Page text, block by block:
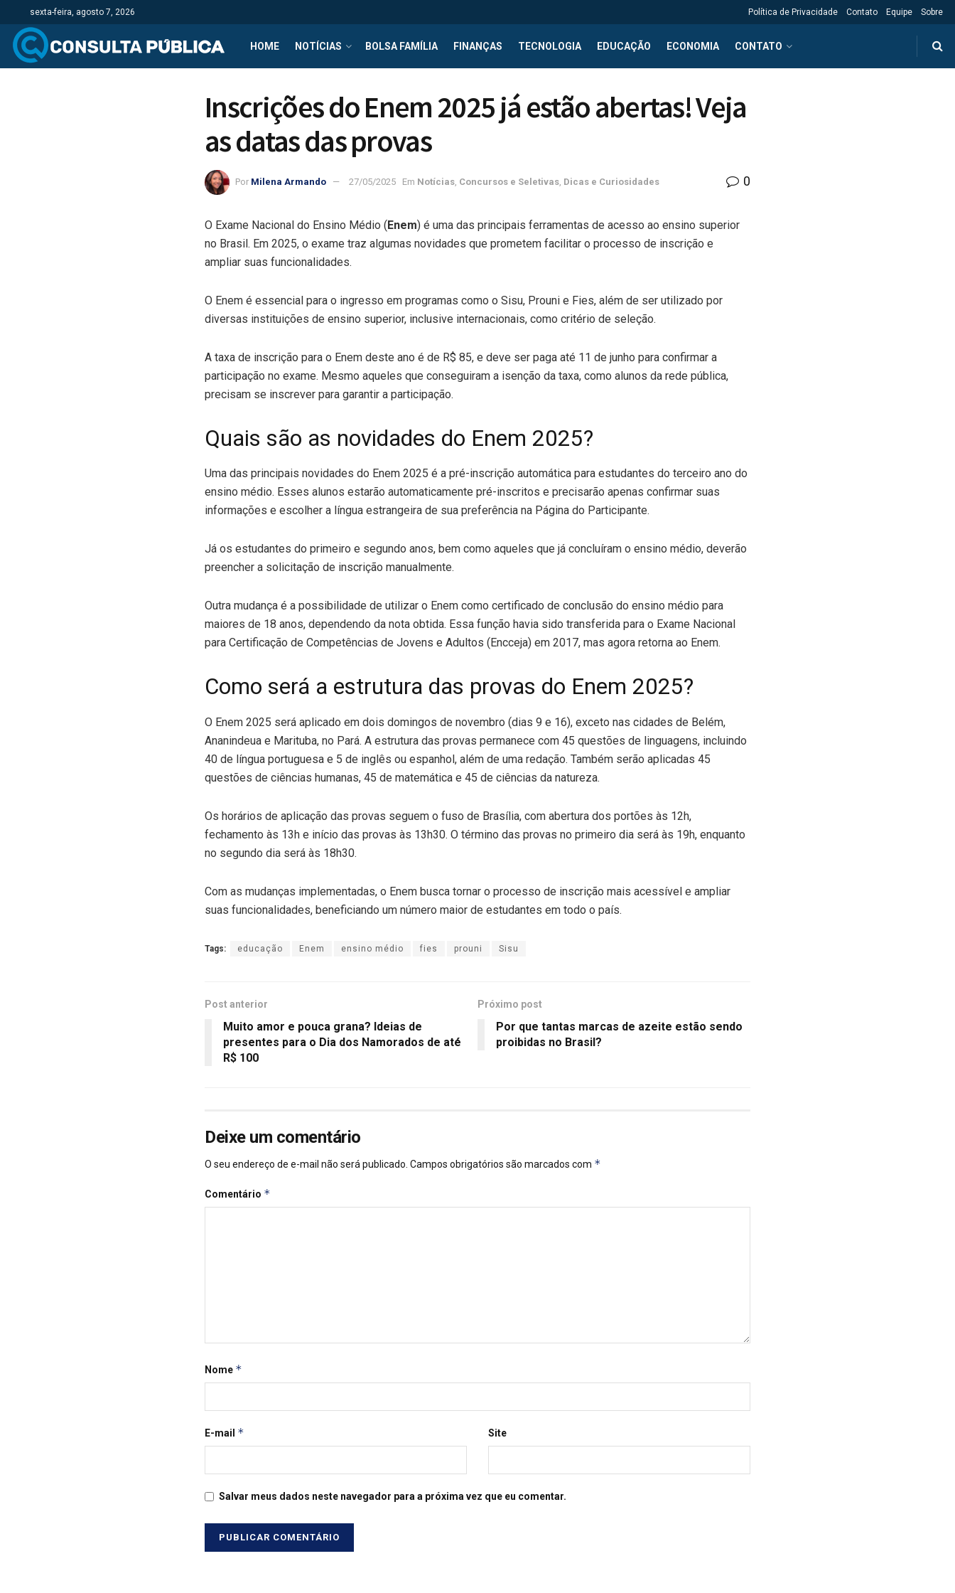
sexta-feira, agosto 7, 2026 Política de Privacidade Contato Equipe Sobre
HOME NOTÍCIAS BOLSA FAMÍLIA FINANÇAS TECNOLOGIA EDUCAÇÃO ECONOMIA CONTATO
Inscrições do Enem 2025 já estão abertas! Veja
as datas das provas
Por Milena Armando 27/05/2025 Em Notícias Concursos e Seletivas Dicas e Curiosidades 0
O Exame Nacional do Ensino Médio (Enem) é uma das principais ferramentas de acesso ao ensino superior
no Brasil. Em 2025, o exame traz algumas novidades que prometem facilitar o processo de inscrição e
ampliar suas funcionalidades.
O Enem é essencial para o ingresso em programas como o Sisu, Prouni e Fies, além de ser utilizado por
diversas instituições de ensino superior, inclusive internacionais, como critério de seleção.
A taxa de inscrição para o Enem deste ano é de R$ 85, e deve ser paga até 11 de junho para confirmar a
participação no exame. Mesmo aqueles que conseguiram a isenção da taxa, como alunos da rede pública,
precisam se inscrever para garantir a participação.
Quais são as novidades do Enem 2025?
Uma das principais novidades do Enem 2025 é a pré-inscrição automática para estudantes do terceiro ano do
ensino médio. Esses alunos estarão automaticamente pré-inscritos e precisarão apenas confirmar suas
informações e escolher a língua estrangeira de sua preferência na Página do Participante.
Já os estudantes do primeiro e segundo anos, bem como aqueles que já concluíram o ensino médio, deverão
preencher a solicitação de inscrição manualmente.
Outra mudança é a possibilidade de utilizar o Enem como certificado de conclusão do ensino médio para
maiores de 18 anos, dependendo da nota obtida. Essa função havia sido transferida para o Exame Nacional
para Certificação de Competências de Jovens e Adultos (Encceja) em 2017, mas agora retorna ao Enem.
Como será a estrutura das provas do Enem 2025?
O Enem 2025 será aplicado em dois domingos de novembro (dias 9 e 16), exceto nas cidades de Belém,
Ananindeua e Marituba, no Pará. A estrutura das provas permanece com 45 questões de linguagens, incluindo
40 de língua portuguesa e 5 de inglês ou espanhol, além de uma redação. Também serão aplicadas 45
questões de ciências humanas, 45 de matemática e 45 de ciências da natureza.
Os horários de aplicação das provas seguem o fuso de Brasília, com abertura dos portões às 12h,
fechamento às 13h e início das provas às 13h30. O término das provas no primeiro dia será às 19h, enquanto
no segundo dia será às 18h30.
Com as mudanças implementadas, o Enem busca tornar o processo de inscrição mais acessível e ampliar
suas funcionalidades, beneficiando um número maior de estudantes em todo o país.
Tags: educação Enem ensino médio fies prouni Sisu
Post anterior
Muito amor e pouca grana? Ideias de
presentes para o Dia dos Namorados de até
R$ 100
Próximo post
Por que tantas marcas de azeite estão sendo
proibidas no Brasil?
Deixe um comentário
O seu endereço de e-mail não será publicado. Campos obrigatórios são marcados com *
Comentário *
Nome *
E-mail * Site
Salvar meus dados neste navegador para a próxima vez que eu comentar.